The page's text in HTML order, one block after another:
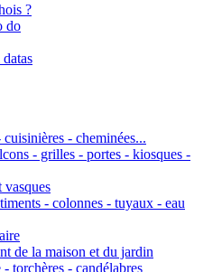
?
do
- cheminées...
- grilles - portes - kiosques -
vasques
- colonnes - tuyaux - eau
de la maison et du jardin
torchères - candélabres